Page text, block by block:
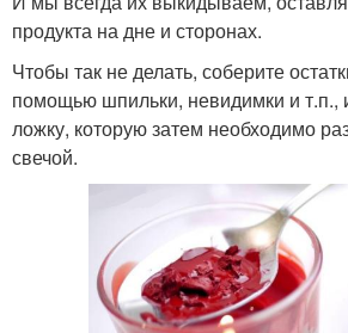
продукта на дне и сторонах.
Чтобы так не делать, соберите
помощью шпильки, невидимки и т.п.,
ложку, которую затем необходимо
свечой.